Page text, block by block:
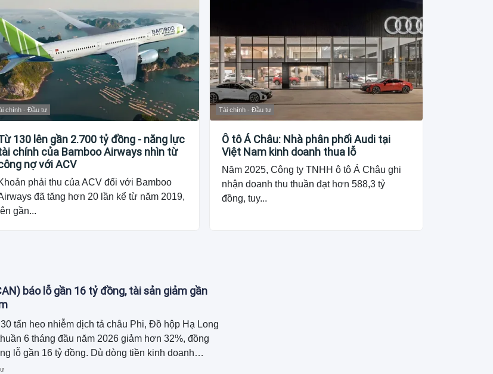
chính - Đầu tư
130 lên gần 2.700 tỷ đồng - năng lực
chính của Bamboo Airways nhìn từ
nợ với ACV
phải thu của ACV đối với Bamboo
đã tăng hơn 20 lần kể từ năm 2019,
lên gần...
Tài chính - Đầu tư
Ô tô Á Châu: Nhà phân phối Audi tại
Việt Nam kinh doanh thua lỗ
Năm 2025, Công ty TNHH ô tô Á Châu ghi
nhận doanh thu thuần đạt hơn 588,3 tỷ
đồng, tuy...
báo lỗ gần 16 tỷ đồng, tài sản giảm gần
tấn heo nhiễm dịch tả châu Phi, Đồ hộp Hạ Long
6 tháng đầu năm 2026 giảm hơn 32%, đồng
lỗ gần 16 tỷ đồng. Dù dòng tiền kinh doanh
yếu đến từ thu hồi công nợ và giảm hàng tồn kho,